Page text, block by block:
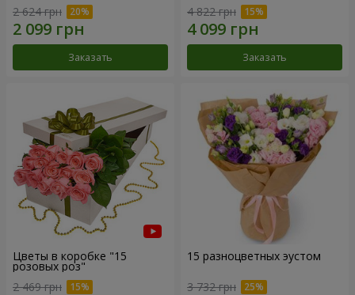
2 624 грн
Заказать
4 822 грн
Заказать
Цветы в коробке "15
розовых роз"
2 469 грн
15 разноцветных эустом
3 732 грн